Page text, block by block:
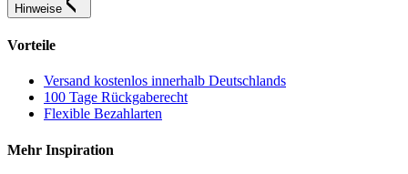
Hinweise
Vorteile
Versand kostenlos innerhalb Deutschlands
100 Tage Rückgaberecht
Flexible Bezahlarten
Mehr Inspiration